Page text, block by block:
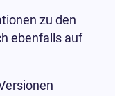
zu den
ebenfalls auf